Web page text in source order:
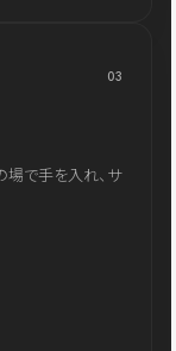
03
場で手を入れ、サ